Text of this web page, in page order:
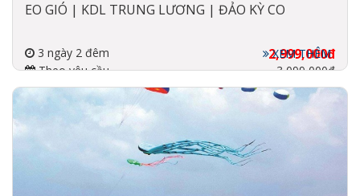
EO GIÓ | KDL TRUNG LƯƠNG | ĐẢO KỲ CO
3 ngày 2 đêm
Theo yêu cầu
Đi về bằng máy bay, tàu,
xe
3-5 sao
2,999,000đ
3,099,000đ
XEM THÊM